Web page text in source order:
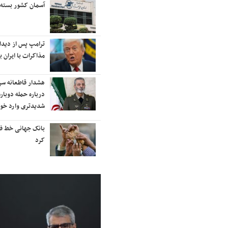
ترامپ پس از دیدار با نتانیاهو:
مذاکرات با ایران باید ادامه یابد
هشدار قاطعانه سرلشکر موسوی
درباره حمله دوباره به ایران؛ ضربات
شدیدتری وارد خواهیم کرد
بانک جهانی خط فقر در ایران را اعلام